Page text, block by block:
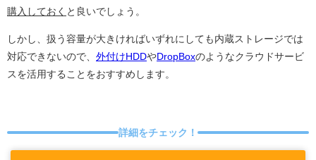
購入しておく と良いでしょう。
しかし、扱う容量が大きければいずれにしても内蔵ストレージでは
対応できないので、 外付けHDDやDropBoxのようなクラウドサービ
スを活用することをおすすめします。
詳細をチェック！